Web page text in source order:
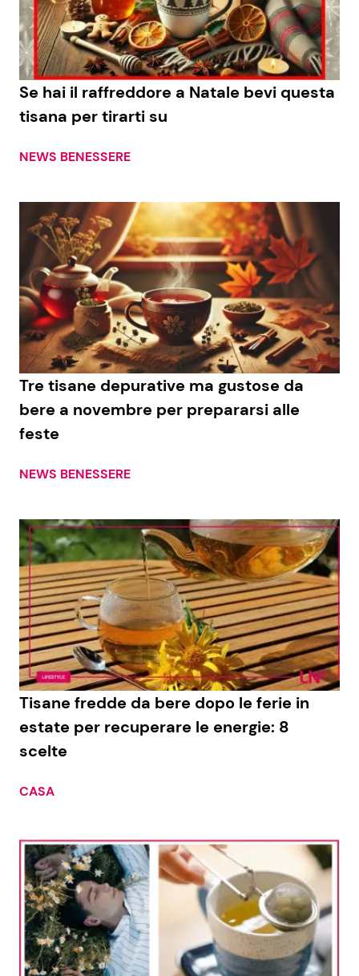
Economia
Persone Scomparse
Fiction e Serie TV
Programmi TV
Reality e Talent
ShowBiz
News Cinema
News Musica
News Spettacolo
Social News
News dal mondo
Benessere
Casa
Moda e Style
Mondo Mamma
News benessere
Salute
Viaggi e Turismo
Festività
Cucina e Ricette
Le Ricette in TV
Primi Piatti
Ricette Facili e Veloci
Ricette Feste
Ricette per Bambini
Info
Chi siamo
Disclaimer e Privacy
Redazione
Se hai il raffreddore a Natale bevi questa
tisana per tirarti su
NEWS BENESSERE
Tre tisane depurative ma gustose da
bere a novembre per prepararsi alle
feste
NEWS BENESSERE
Tisane fredde da bere dopo le ferie in
estate per recuperare le energie: 8
scelte
CASA